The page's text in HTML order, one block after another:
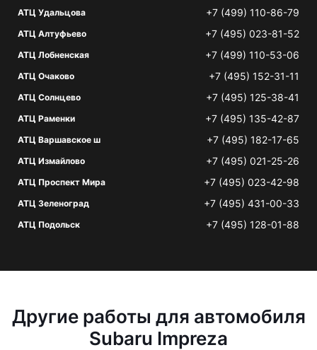
АТЦ Удальцова +7 (499) 110-86-79
АТЦ Алтуфьево +7 (495) 023-81-52
АТЦ Лобненская +7 (499) 110-53-06
АТЦ Очаково +7 (495) 152-31-11
АТЦ Солнцево +7 (495) 125-38-41
АТЦ Раменки +7 (495) 135-42-87
АТЦ Варшавское ш +7 (495) 182-17-65
АТЦ Измайлово +7 (495) 021-25-26
АТЦ Проспект Мира +7 (495) 023-42-98
АТЦ Зеленоград +7 (495) 431-00-33
АТЦ Подольск +7 (495) 128-01-88
Другие работы для автомобиля
Subaru Impreza